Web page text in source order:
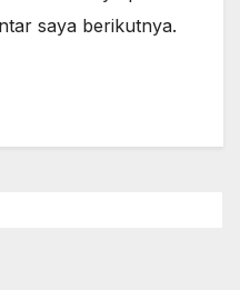
saya berikutnya.